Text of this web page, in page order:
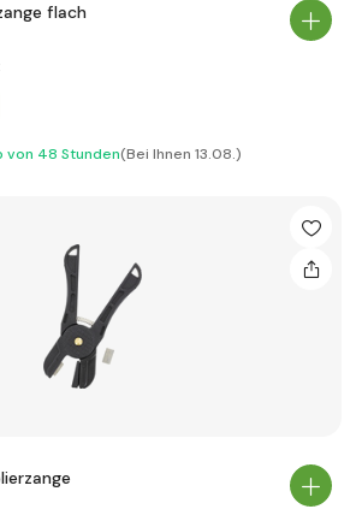
flach
von 48 Stunden(Bei Ihnen 13.08.)